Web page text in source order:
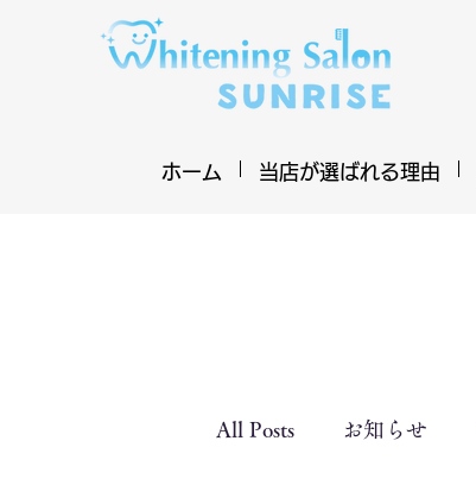
ホーム 当店が選ばれる理由
All Posts お知らせ